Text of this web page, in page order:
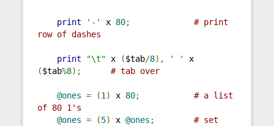
print '-' x 80;
# print
row of dashes
print "\t" x ($tab/8), ' '
x
($tab%8); # tab over
@ones = (1 ) x 80;
# a list
of 80 1's
@ones = (5) x @ones ;
# set